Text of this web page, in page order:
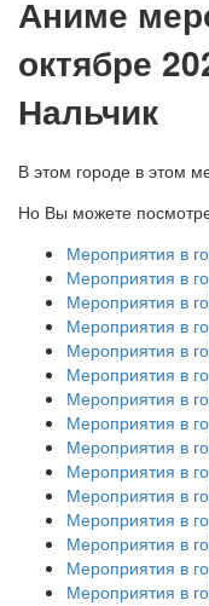
Аниме
октябре
Нальчик
В этом городе в этом
Но Вы можете
Мероприятия в
Мероприятия в
Мероприятия в
Мероприятия в
Мероприятия в
Мероприятия в
Мероприятия в
Мероприятия в
Мероприятия в
Мероприятия в
Мероприятия в
Мероприятия в
Мероприятия в
Мероприятия в
Мероприятия в